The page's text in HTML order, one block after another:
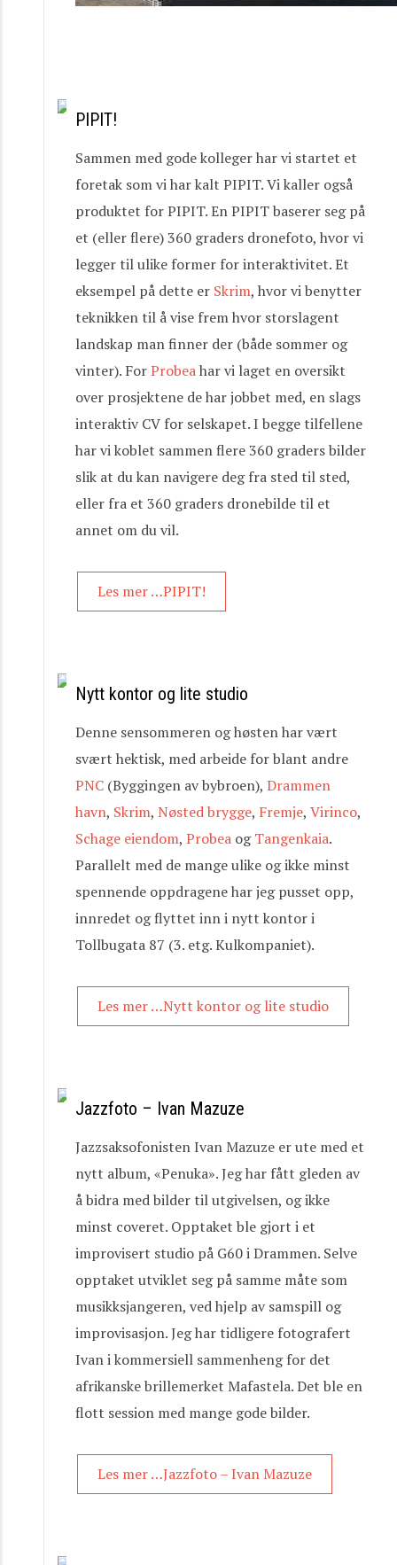
PIPIT!
Sammen med gode kolleger har vi startet et
foretak som vi har kalt PIPIT. Vi kaller også
produktet for PIPIT. En PIPIT baserer seg på
et (eller flere) 360 graders dronefoto, hvor vi
legger til ulike former for interaktivitet. Et
eksempel på dette er Skrim, hvor vi benytter
teknikken til å vise frem hvor storslagent
landskap man finner der (både sommer og
vinter). ForProbeahar vi laget en oversikt
over prosjektene de har jobbet med, en slags
interaktiv CV for selskapet. I begge tilfellene
har vi koblet sammen flere 360 graders bilder
slik at du kan navigere deg fra sted til sted,
eller fra et 360 graders dronebilde til et
annet om du vil.
Les mer …PIPIT!
Nytt kontor og lite studio
Denne sensommeren og høsten har vært
svært hektisk, med arbeide for blant andre
PNC (Byggingen av bybroen), Drammen
havn, Skrim, Nøsted brygge, Fremje, Virinco,
Schage eiendom, Probea ogTangenkaia.
Parallelt med de mange ulike og ikke minst
spennende oppdragene har jeg pusset opp,
innredet og flyttet inn i nytt kontor i
Tollbugata 87 (3. etg. Kulkompaniet).
Les mer …Nytt kontor og lite studio
Jazzfoto – Ivan Mazuze
Jazzsaksofonisten Ivan Mazuze er ute med et
nytt album, «Penuka». Jeg har fått gleden av
å bidra med bilder til utgivelsen, og ikke
minst coveret. Opptaket ble gjort i et
improvisert studio på G60 i Drammen. Selve
opptaket utviklet seg på samme måte som
musikksjangeren, ved hjelp av samspill og
improvisasjon. Jeg har tidligere fotografert
Ivan i kommersiell sammenheng for det
afrikanske brillemerket Mafastela. Det ble en
flott session med mange gode bilder.
Les mer …Jazzfoto – Ivan Mazuze